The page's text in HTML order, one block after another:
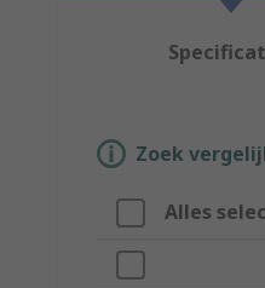
Zoek
Alles